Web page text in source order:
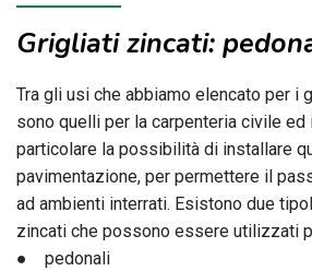
Grigliati zincati:
Tra gli usi che abbiamo elencato per i
sono quelli per la carpenteria civile ed
particolare la possibilità di installare
pavimentazione, per permettere il
ad ambienti interrati. Esistono due
zincati che possono essere utilizzati
● pedonali